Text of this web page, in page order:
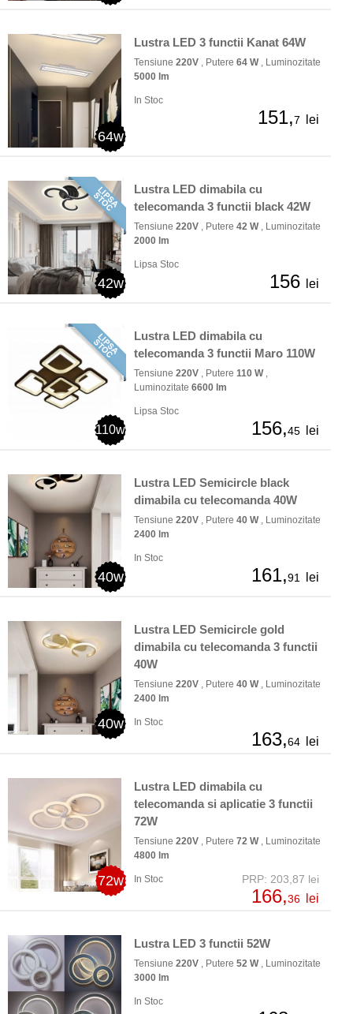
64w
Lustra LED 3 functii Kanat 64W
Tensiune 220V , Putere 64 W, Luminozitate
5000 lm
In Stoc
151,7 lei
42w
Lustra LED dimabila cu
telecomanda 3 functii black 42W
Tensiune 220V , Putere 42 W, Luminozitate
2000 lm
Lipsa Stoc
156 lei
110w
Lustra LED dimabila cu
telecomanda 3 functii Maro 110W
Tensiune 220V , Putere 110 W,
Luminozitate 6600 lm
Lipsa Stoc
156,45 lei
40w
Lustra LED Semicircle black
dimabila cu telecomanda 40W
Tensiune 220V , Putere 40 W, Luminozitate
2400 lm
In Stoc
161,91 lei
40w
Lustra LED Semicircle gold
dimabila cu telecomanda 3 functii
40W
Tensiune 220V , Putere 40 W, Luminozitate
2400 lm
In Stoc
163,64 lei
72w
Lustra LED dimabila cu
telecomanda si aplicatie 3 functii
72W
Tensiune 220V , Putere 72 W, Luminozitate
4800 lm
In Stoc PRP: 203,87 lei
166,36 lei
Lustra LED 3 functii 52W
Tensiune 220V , Putere 52 W, Luminozitate
3000 lm
In Stoc